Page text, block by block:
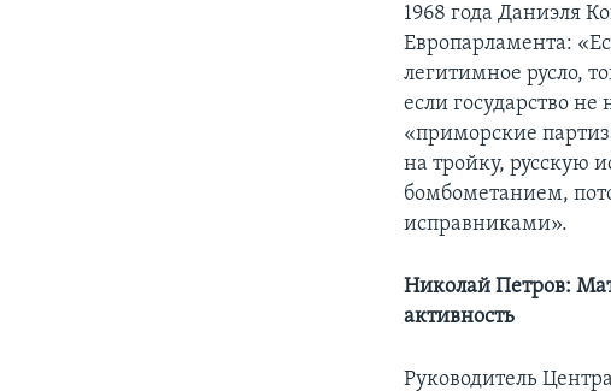
1968 года Даниэля
Европарламента:
легитимное русло,
если государство
«приморские
на тройку, русскую
бомбометанием,
исправниками».
Николай Петров:
активность
Руководитель